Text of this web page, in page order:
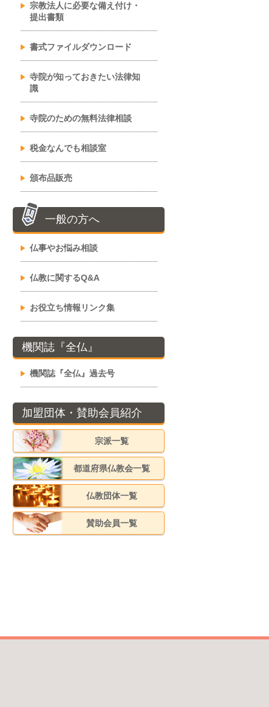
宗教法人に必要な備え付け・
提出書類
書式ファイルダウンロード
寺院が知っておきたい法律知
識
寺院のための無料法律相談
税金なんでも相談室
頒布品販売
一般の方へ
仏事やお悩み相談
仏教に関するQ&A
お役立ち情報リンク集
機関誌『全仏』
機関誌『全仏』過去号
加盟団体・賛助会員紹介
宗派一覧
都道府県仏教会一覧
仏教団体一覧
賛助会員一覧